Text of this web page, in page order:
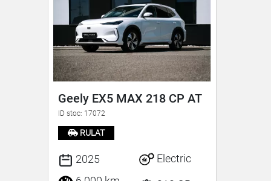
Geely EX5 MAX 218 CP AT
ID stoc: 17072
RULAT
2025
Electric